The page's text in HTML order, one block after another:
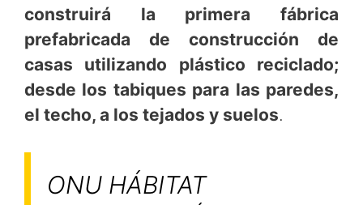
construirá la primera fábrica
prefabricada de construcción de
casas utilizando plástico reciclado;
desde los tabiques para las paredes,
el techo, a los tejados y suelos.
ONU HÁBITAT